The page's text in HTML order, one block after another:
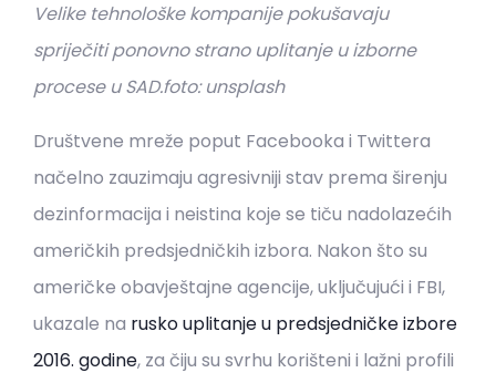
Velike tehnološke kompanije pokušavaju
spriječiti ponovno strano uplitanje u izborne
procese u SAD.foto: unsplash
Društvene mreže poput Facebooka i Twittera
načelno zauzimaju agresivniji stav prema širenju
dezinformacija i neistina koje se tiču nadolazećih
američkih predsjedničkih izbora. Nakon što su
američke obavještajne agencije, uključujući i FBI,
ukazale na rusko uplitanje u predsjedničke izbore
2016. godine, za čiju su svrhu korišteni i lažni profili